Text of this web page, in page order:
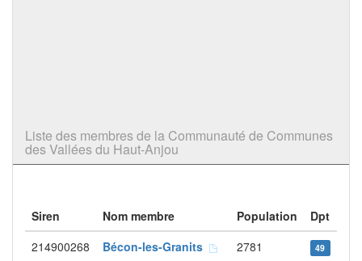
Liste des membres de la Communauté de Communes
des Vallées du Haut-Anjou
Siren Nom membre Population
Dpt
214900268
Bécon-les-Granits 2781 49